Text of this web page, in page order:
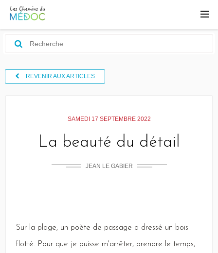
REVENIR AUX ARTICLES
SAMEDI 17 SEPTEMBRE 2022
La beauté du détail
JEAN LE GABIER
Sur la plage, un poète de passage a dressé un bois
flotté. Pour que je puisse m'arrêter, prendre le temps,